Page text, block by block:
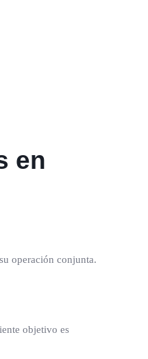
en
operación conjunta.
objetivo es